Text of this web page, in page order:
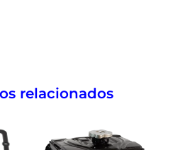
relacionados